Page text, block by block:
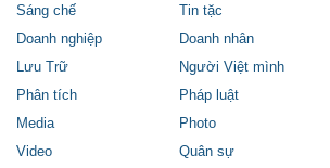
Sáng chế
Tin tặc
Doanh nghiệp
Doanh nhân
Lưu Trữ
Người Việt mình
Phân tích
Pháp luật
Media
Photo
Video
Quân sự